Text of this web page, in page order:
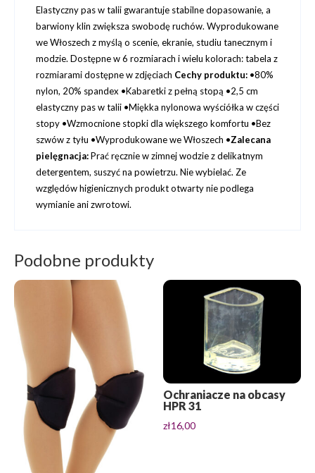
Elastyczny pas w talii gwarantuje stabilne dopasowanie, a
barwiony klin zwiększa swobodę ruchów. Wyprodukowane
we Włoszech z myślą o scenie, ekranie, studiu tanecznym i
modzie. Dostępne w 6 rozmiarach i wielu kolorach: tabela z
rozmiarami dostępne w zdjęciach Cechy produktu: •80%
nylon, 20% spandex •Kabaretki z pełną stopą •2,5 cm
elastyczny pas w talii •Miękka nylonowa wyściółka w części
stopy •Wzmocnione stopki dla większego komfortu •Bez
szwów z tyłu •Wyprodukowane we Włoszech •Zalecana
pielęgnacja:Prać ręcznie w zimnej wodzie z delikatnym
detergentem, suszyć na powietrzu. Nie wybielać. Ze
względów higienicznych produkt otwarty nie podlega
wymianie ani zwrotowi.
Podobne produkty
Ochraniacze na obcasy
HPR 31
zł16,00